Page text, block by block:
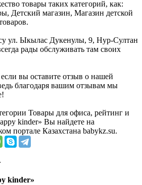
товары таких категорий, как:
Детский магазин, Магазин детской
ул. Ыкылас Дукенулы, 9, Нур-Султан
рады обслуживать там своих
вы оставите отзыв о нашей
благодаря вашим отзывам мы
Товары для офиса, рейтинг и
kinder» Вы найдете на
портале Казахстана babykz.su.
kinder»